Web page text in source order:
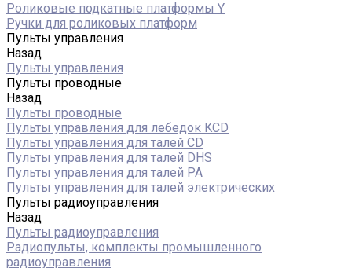
Роликовые подкатные платформы Y
Ручки для роликовых платформ
Пульты управления
Назад
Пульты управления
Пульты проводные
Назад
Пульты проводные
Пульты управления для лебедок KCD
Пульты управления для талей CD
Пульты управления для талей DHS
Пульты управления для талей РА
Пульты управления для талей электрических
Пульты радиоуправления
Назад
Пульты радиоуправления
Радиопульты, комплекты промышленного
радиоуправления